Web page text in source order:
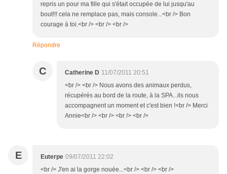
repris un pour ma fille qui s'était occupée de lui jusqu'au
bout!!! cela ne remplace pas, mais console...<br /> Bon
courage à toi.<br /> <br /> <br />
Répondre
C Catherine D 11/07/2011 20:51
<br /> <br /> Nous avons des animaux perdus,
récupérés au bord de la route, à la SPA...ils nous
accompagnent un moment et c'est bien !<br /> Merci
Annie<br /> <br /> <br /> <br />
E Euterpe 09/07/2011 22:02
<br /> J'en ai la gorge nouée...<br /> <br /> <br />